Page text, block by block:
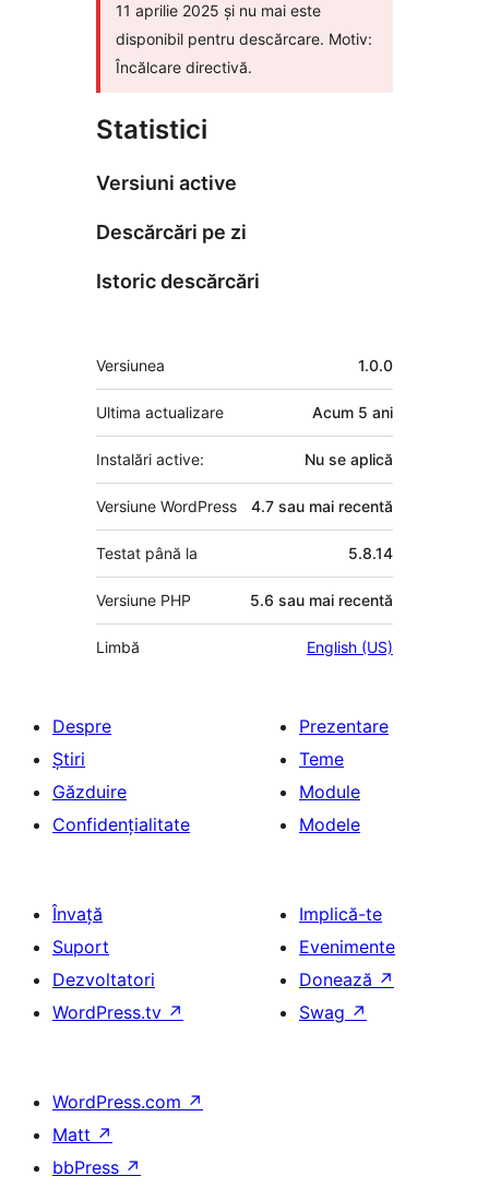
11 aprilie 2025 și nu mai este
disponibil pentru descărcare. Motiv:
Încălcare directivă.
Statistici
Versiuni active
Descărcări pe zi
Istoric descărcări
Meta
Versiunea 1.0.0
Ultima actualizare Acum 5 ani
Instalări active: Nu se aplică
Versiune WordPress 4.7 sau mai recentă
Testat până la 5.8.14
Versiune PHP 5.6 sau mai recentă
Limbă English (US)
Despre
Știri
Găzduire
Confidențialitate
Prezentare
Teme
Module
Modele
Învață
Suport
Dezvoltatori
WordPress.tv ↗
Implică-te
Evenimente
Donează ↗
Swag ↗
WordPress.com ↗
Matt ↗
bbPress ↗